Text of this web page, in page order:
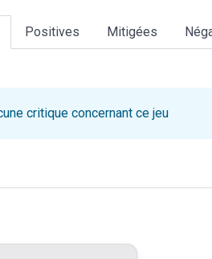
Positives Mitigées
critique concernant ce jeu